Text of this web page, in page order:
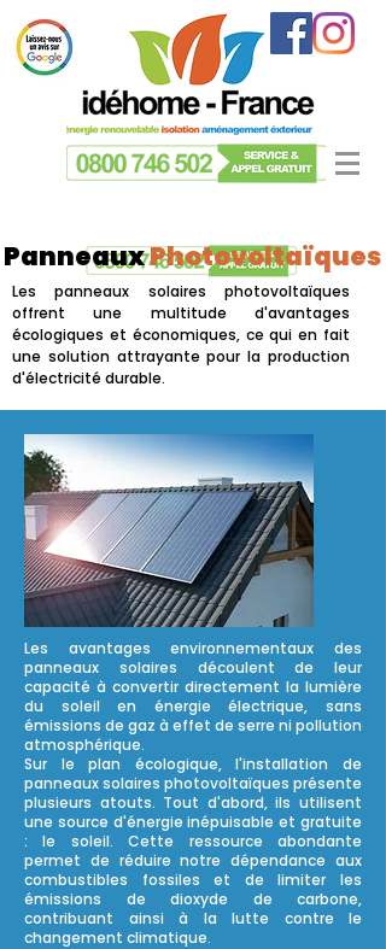
PanneauxPhotovoltaïques
Les panneaux solaires photovoltaïques
offrent une multitude d'avantages
écologiques et économiques, ce qui en fait
une solution attrayante pour la production
d'électricité durable.
Les avantages environnementaux des
panneaux solaires découlent de leur
capacité à convertir directement la lumière
du soleil en énergie électrique, sans
émissions de gaz à effet de serre ni pollution
atmosphérique.
Sur le plan écologique, l'installation de
panneaux solaires photovoltaïques présente
plusieurs atouts. Tout d'abord, ils utilisent
une source d'énergie inépuisable et gratuite
: le soleil. Cette ressource abondante
permet de réduire notre dépendance aux
combustibles fossiles et de limiter les
émissions de dioxyde de carbone,
contribuant ainsi à la lutte contre le
changement climatique.